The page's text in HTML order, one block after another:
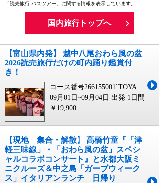
「読売旅行 バスツアー」に関する情報を表示しています。
国内旅行トップへ
【富山県内発】 越中八尾おわら風の盆
2026読売旅行だけの町内踊り鑑賞付
き！
コース番号266155001`TOYA
09月01日~09月04日 出発 1日間
￥19,900
【現地 集合・解散】 高橋竹童『「津
軽三味線」・「おわら風の盆」スペシ
ャルコラボコンサート』と水都大阪ミ
ニクルーズ＆中之島「ガーブウィーク
ス」イタリアンランチ 日帰り